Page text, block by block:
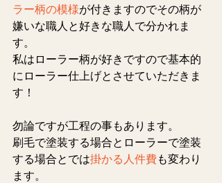
ラー柄の模様が付きますのでその柄が
嫌いな職人と好きな職人で分かれま
す。
私はローラー柄が好きですので基本的
にローラー仕上げとさせていただきま
す！
勿論ですが工程の事もあります。
刷毛で塗装する場合とローラーで塗装
する場合とでは掛かる人件費も変わり
ます。